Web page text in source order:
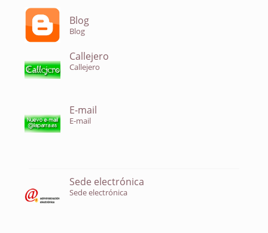
Blog
Blog
Callejero
Callejero
E-mail
E-mail
Sede electrónica
Sede electrónica